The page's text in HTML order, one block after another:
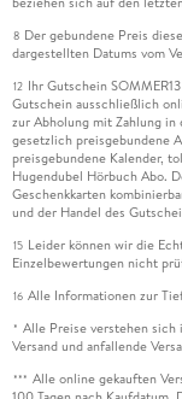
8 Der gebundene Preis
dargestellten Datums vom
12 Ihr Gutschein
Gutschein ausschließlich
zur Abholung mit Zahlung
gesetzlich preisgebundene
preisgebundene Kalender,
Hugendubel Hörbuch Abo.
Geschenkkarten
und der Handel des
15 Leider können wir die
Einzelbewertungen nicht
16 Alle Informationen zur
* Alle Preise verstehen
Versand und anfallende
*** Alle online gekauften